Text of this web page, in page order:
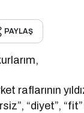
PAYLAŞ
raflarının
“diyet”,